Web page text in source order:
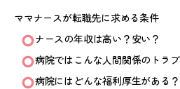
ママナースが転職先に求める条件
ナースの年収は高い？安い？
病院ではこんな人間関係のトラ
病院にはどんな福利厚生がある？